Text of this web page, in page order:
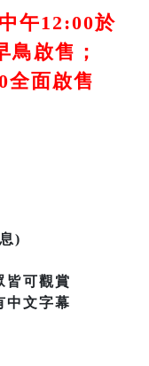
午12:00於
啟售；
全面啟售
)
可觀賞
文字幕